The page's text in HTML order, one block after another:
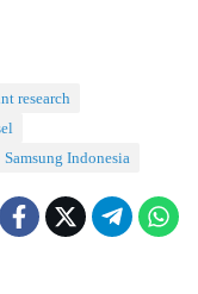
research
Samsung Indonesia